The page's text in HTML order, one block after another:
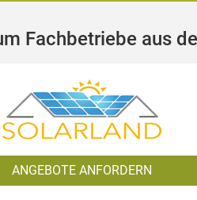
Fachbetriebe aus
ANGEBOTE ANFORDERN